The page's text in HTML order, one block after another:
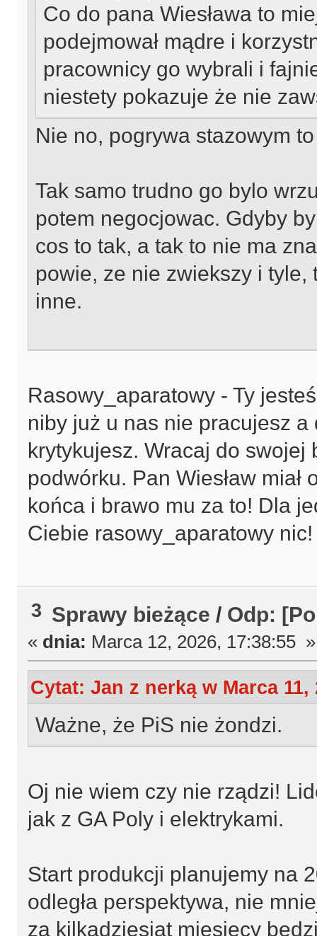
Co do pana Wiesława to
podejmował mądre i
pracownicy go wybrali i
niestety pokazuje że nie
Nie no, pogrywa stazowym
Tak samo trudno go bylo
potem negocjowac. Gdyby
cos to tak, a tak to nie ma
powie, ze nie zwiekszy i
inne.
Rasowy_aparatowy - Ty
niby już u nas nie pracujesz
krytykujesz. Wracaj do
podwórku. Pan Wiesław
końca i brawo mu za to! Dla
Ciebie rasowy_aparatowy
3 Sprawy bieżące / Odp:
« dnia: Marca 12, 2026, 17:38:55 »
Cytat: Jan z nerką w Marca 11,
Ważne, że PiS nie żondzi.
Oj nie wiem czy nie rządzi!
jak z GA Poly i elektrykami.
Start produkcji planujemy na
odległa perspektywa, nie
za kilkadziesiąt miesięcy